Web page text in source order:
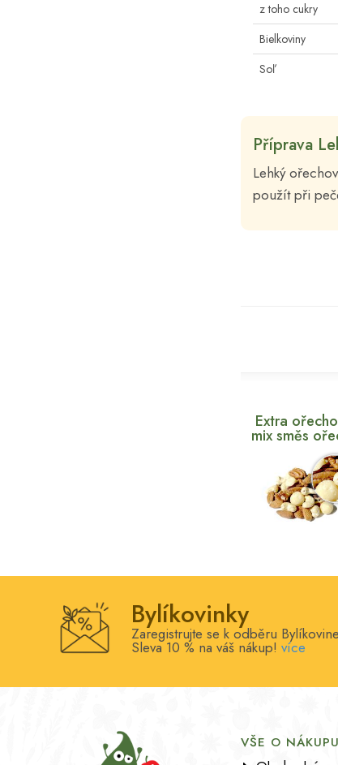
z toho cukry
Bielkoviny
Soľ
Příprava
Lehký
použít při
Extra
mix směs
Bylíkovinky
Zaregistrujte se k odběru
Sleva 10 % na váš nákup! více
VŠE O NÁKUPU